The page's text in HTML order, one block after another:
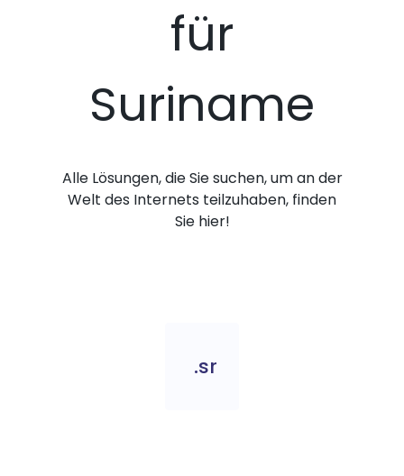
für
Suriname
Alle Lösungen, die Sie suchen, um an der
Welt des Internets teilzuhaben, finden
Sie hier!
.sr